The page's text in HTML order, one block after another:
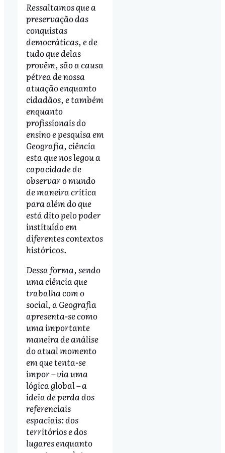
Ressaltamos que a
preservação das
conquistas
democráticas, e de
tudo que delas
provêm, são a causa
pétrea de nossa
atuação enquanto
cidadãos, e também
enquanto
profissionais do
ensino e pesquisa em
Geografia, ciência
esta que nos legou a
capacidade de
observar o mundo
de maneira crítica
para além do que
está dito pelo poder
instituído em
diferentes contextos
históricos.
Dessa forma, sendo
uma ciência que
trabalha com o
social, a Geografia
apresenta-se como
uma importante
maneira de análise
do atual momento
em que tenta-se
impor – via uma
lógica global – a
ideia de perda dos
referenciais
espaciais: dos
territórios e dos
lugares enquanto